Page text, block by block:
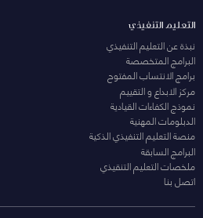
التعليم التنفيذي
نبذة عن التعليم التنفيذي
البرامج المتخصصة
برامج الانتساب المفتوح
مركز الابداع و التقييم
نموذج الكفاءات القيادية
الدبلومات المهنية
منصة التعليم التنفيذي الذكية
البرامج السابقة
ملخصات التعليم التنقيذي
اتصل بنا